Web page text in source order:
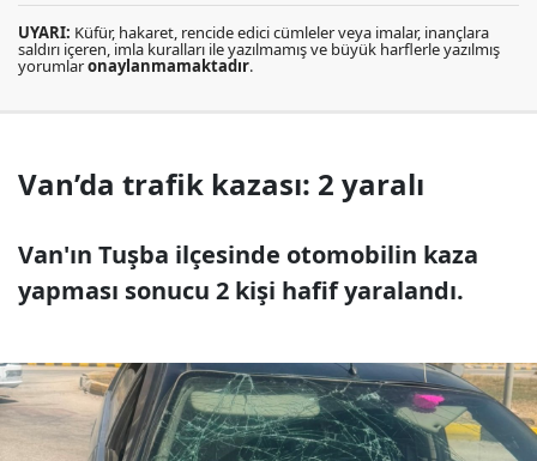
UYARI: Küfür, hakaret, rencide edici cümleler veya imalar, inançlara
saldırı içeren, imla kuralları ile yazılmamış ve büyük harflerle yazılmış
yorumlaronaylanmamaktadır.
Van’da trafik kazası: 2 yaralı
Van'ın Tuşba ilçesinde otomobilin kaza
yapması sonucu 2 kişi hafif yaralandı.